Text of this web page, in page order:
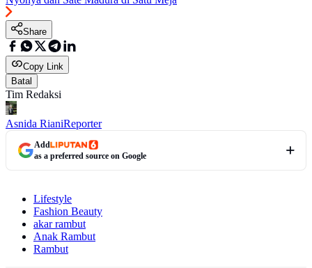
Share
Copy Link
Batal
Tim Redaksi
Asnida RianiReporter
Add
as a preferred source on Google
Lifestyle
Fashion Beauty
akar rambut
Anak Rambut
Rambut